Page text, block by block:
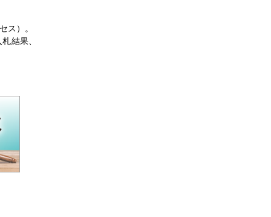
ス）。
結果、